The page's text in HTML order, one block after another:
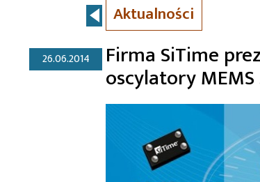
Aktualności
26.06.2014 Firma SiTime
oscylatory MEMS